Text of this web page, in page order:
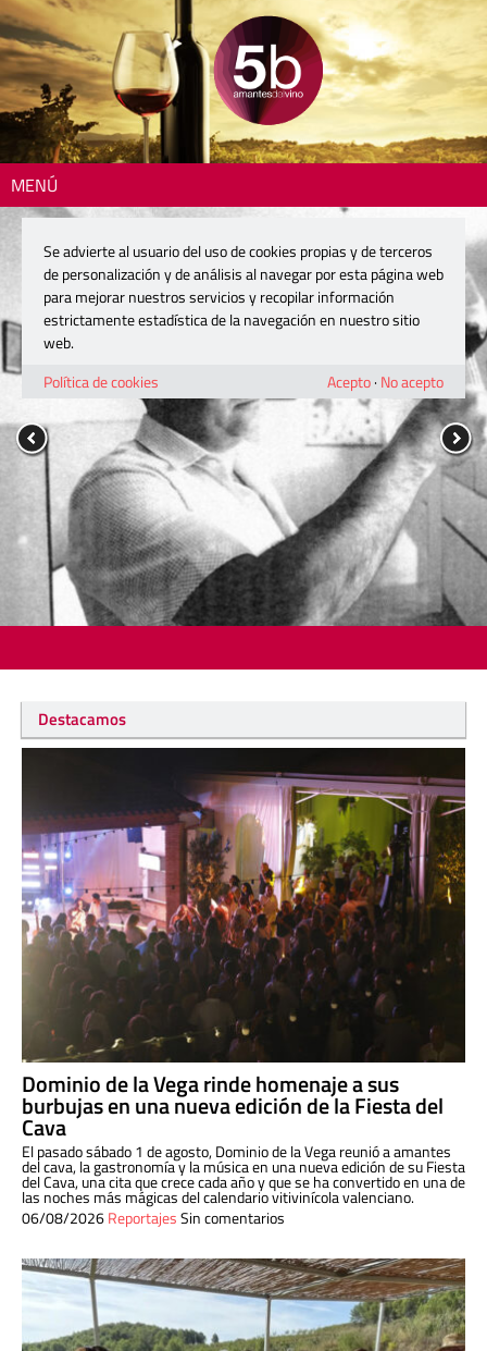
MENÚ
Destacamos
Dominio de la Vega rinde homenaje a sus
burbujas en una nueva edición de la Fiesta del
Cava
El pasado sábado 1 de agosto, Dominio de la Vega reunió a amantes
del cava, la gastronomía y la música en una nueva edición de su Fiesta
del Cava, una cita que crece cada año y que se ha convertido en una de
las noches más mágicas del calendario vitivinícola valenciano.
06/08/2026ReportajesSin comentarios
Se advierte al usuario del uso de cookies propias y de terceros
de personalización y de análisis al navegar por esta página web
para mejorar nuestros servicios y recopilar información
estrictamente estadística de la navegación en nuestro sitio
web.
Política de cookies
Acepto· No acepto